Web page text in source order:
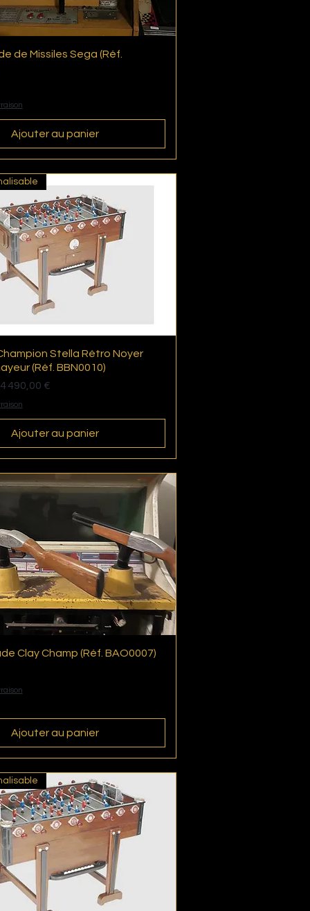
Aperçu rapide
de Missiles Sega (Réf.
Ajouter au panier
Aperçu rapide
Stella Rétro Noyer
(Réf. BBN0010)
4 490,00 €
Ajouter au panier
Aperçu rapide
Clay Champ (Réf. BAO0007)
Ajouter au panier